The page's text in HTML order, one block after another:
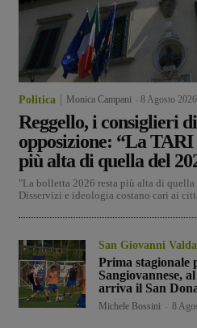
Politica Monica Campani 8 Agosto 2026
Reggello, i consiglieri di
opposizione: “La TARI
più alta di quella del
"La bolletta 2026 resta più alta di quella
Disservizi e ideologia costano cari ai
San Giovanni
Prima stagionale
Sangiovannese,
arriva il San
Michele Bossini 8